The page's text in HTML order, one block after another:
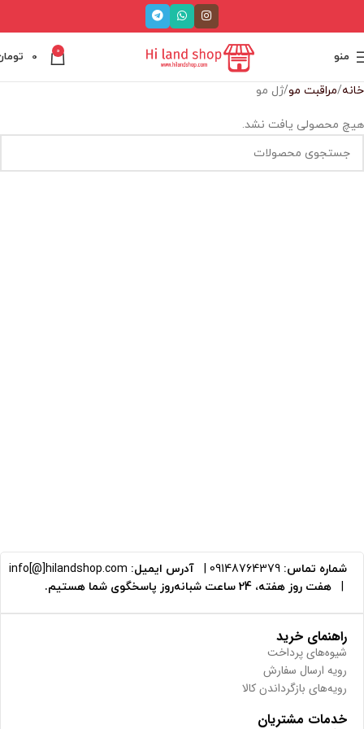
منو 0
0
خانه مراقبت مو ژل مو
هیچ محصولی یافت نشد.
شماره تماس: 09148764379 آدرس ایمیل: info[@]hilandshop.com
هفت روز هفته، 24 ساعت شبانه‌روز پاسخگوی شما هستیم.
راهنمای خرید
شیوه‌های پرداخت
رویه ارسال سفارش
رویه‌های بازگرداندن کالا
خدمات مشتریان